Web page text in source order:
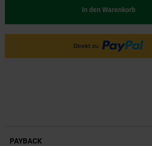
In den Warenkorb
PAYBACK